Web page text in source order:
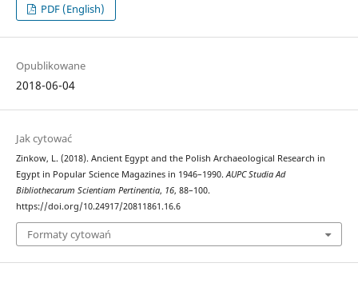
PDF (English)
Opublikowane
2018-06-04
Jak cytować
Zinkow, L. (2018). Ancient Egypt and the Polish Archaeological Research in
Egypt in Popular Science Magazines in 1946–1990. AUPC Studia Ad
Bibliothecarum Scientiam Pertinentia, 16, 88–100.
https://doi.org/10.24917/20811861.16.6
Formaty cytowań